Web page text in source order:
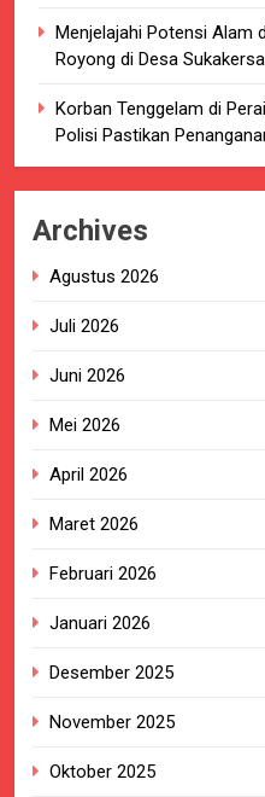
Menjelajahi Potensi Alam
Royong di Desa Sukakersa
Korban Tenggelam di
Polisi Pastikan
Archives
Agustus 2026
Juli 2026
Juni 2026
Mei 2026
April 2026
Maret 2026
Februari 2026
Januari 2026
Desember 2025
November 2025
Oktober 2025